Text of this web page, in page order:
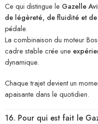
Ce qui distingue le Gazelle
de légèreté, de fluidité et
pédale.
La combinaison du moteur
cadre stable crée une
dynamique.
Chaque trajet devient un
apaisante dans le quotidien.
16. Pour qui est fait le